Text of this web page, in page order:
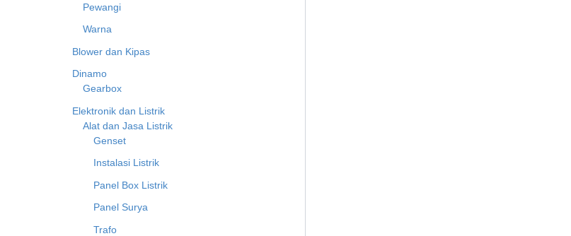
Pewangi
Warna
Blower dan Kipas
Dinamo
Gearbox
Elektronik dan Listrik
Alat dan Jasa Listrik
Genset
Instalasi Listrik
Panel Box Listrik
Panel Surya
Trafo